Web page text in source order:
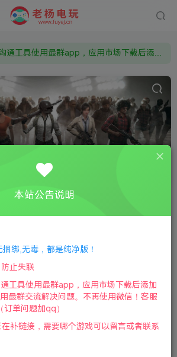
需要什么游戏请联系客服，若链接失效请联系客服，百度网盘边上的激活码也是解压密码
由于微信被封，沟通工具使用最群app，应用市场下载后添加好友：Y9FA49 以后用最群交流解决问题。不再使用微信！
局域网联机 开发世界
项目
点赞 评论
/Jagged Alliance Back in Action
险 # 策略 # 单机游戏
本站公告说明
绑,无毒，都是纯净版！
止失联
工具使用最群app，应用市场下载后添加
最群交流解决问题。不再使用微信！客服
单问题加qq）
补链接，需要哪个游戏可以留言或者联系